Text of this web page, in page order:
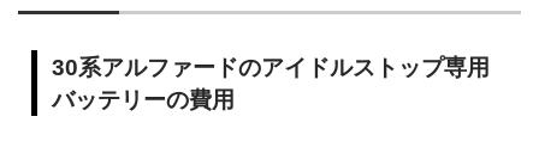
30系アルファードのアイドルストップ専用
バッテリーの費用